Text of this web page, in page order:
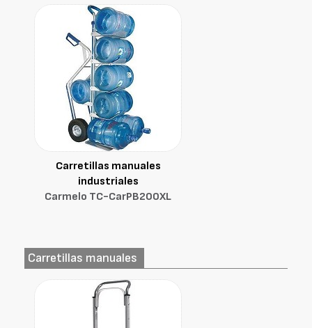
Carretillas manuales
industriales
Carmelo TC-CarPB200XL
Carretillas manuales